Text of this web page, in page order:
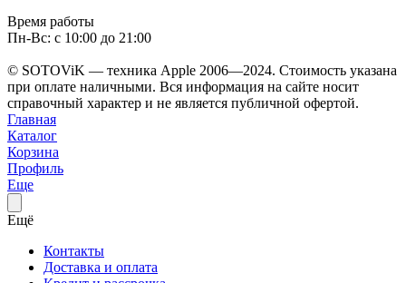
Время работы
Пн-Вс: с 10:00 до 21:00
© SOTOViK — техника Apple 2006—2024. Стоимость указана
при оплате наличными. Вся информация на сайте носит
справочный характер и не является публичной офертой.
Главная
Каталог
Корзина
Профиль
Еще
Ещё
Контакты
Доставка и оплата